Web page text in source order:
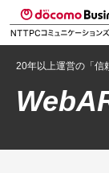
20年以上運営の「信